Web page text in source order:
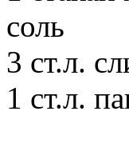
соль
3 ст.л.
1 ст.л.